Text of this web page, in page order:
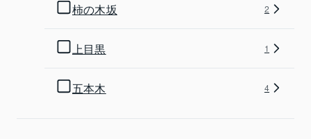
柿の木坂 2
上目黒 1
五本木 4